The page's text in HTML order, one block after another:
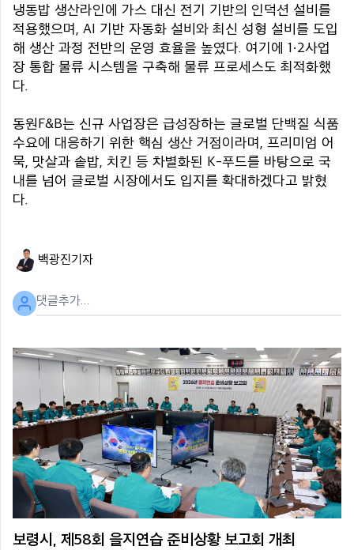
냉동밥 생산라인에 가스 대신 전기 기반의 인덕션 설비를
적용했으며, AI 기반 자동화 설비와 최신 성형 설비를 도입
해 생산 과정 전반의 운영 효율을 높였다. 여기에 1·2사업
장 통합 물류 시스템을 구축해 물류 프로세스도 최적화했
다.
동원F&B는 신규 사업장은 급성장하는 글로벌 단백질 식품
수요에 대응하기 위한 핵심 생산 거점이라며, 프리미엄 어
묵, 맛살과 솥밥, 치킨 등 차별화된 K-푸드를 바탕으로 국
내를 넘어 글로벌 시장에서도 입지를 확대하겠다고 밝혔
다.
백광진기자
보령시, 제58회 을지연습 준비상황 보고회 개최